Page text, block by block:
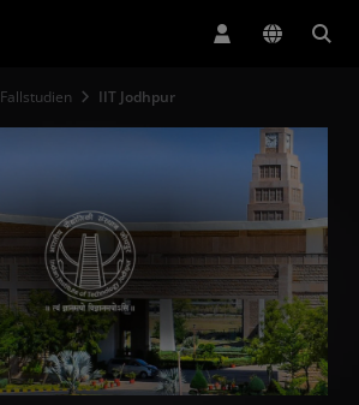
Fallstudien IIT Jodhpur